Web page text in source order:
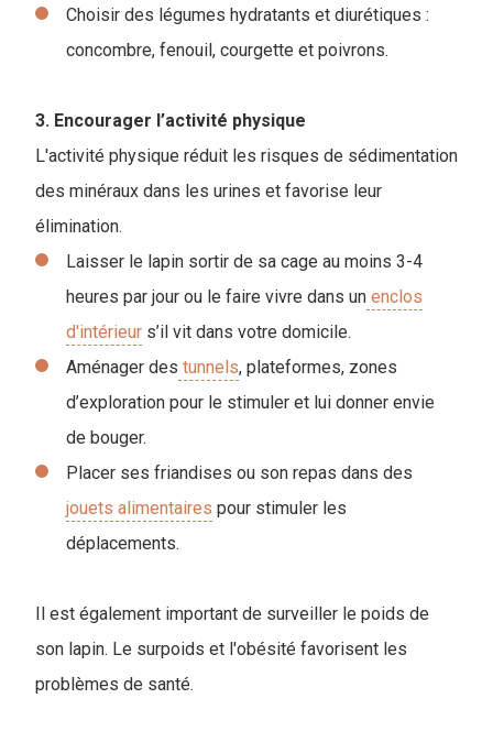
Choisir des légumes hydratants et diurétiques :
concombre, fenouil, courgette et poivrons.
3. Encourager l’activité physique
L'activité physique réduit les risques de sédimentation
des minéraux dans les urines et favorise leur
élimination.
Laisser le lapin sortir de sa cage au moins 3-4
heures par jour ou le faire vivre dans un enclos
d'intérieur s’il vit dans votre domicile.
Aménager des tunnels, plateformes, zones
d’exploration pour le stimuler et lui donner envie
de bouger.
Placer ses friandises ou son repas dans des
jouets alimentaires pour stimuler les
déplacements.
Il est également important de surveiller le poids de
son lapin. Le surpoids et l'obésité favorisent les
problèmes de santé.